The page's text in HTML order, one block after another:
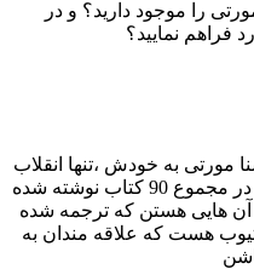
را موجود دارید؟ و در
فراهم نمایید؟
مورتی به خودش ،تنها انقلاب
واقعی ، به دنبال چه هستی ،و در مجموع 90 کتاب نوشته شده
آن هایی هستن که ترجمه شده
در یوتیوب هست که علاقه مندان به